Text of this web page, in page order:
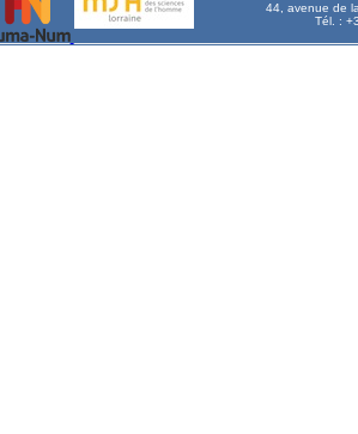
44, avenue de
Tél. :